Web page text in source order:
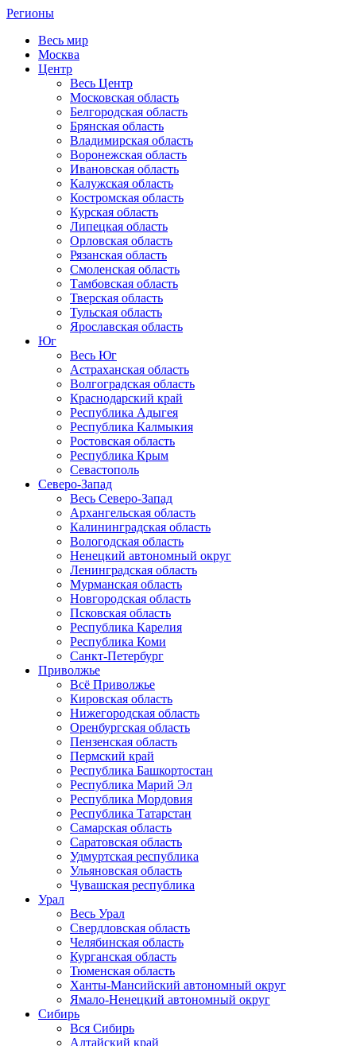
Регионы
Весь мир
Москва
Центр
Весь Центр
Московская область
Белгородская область
Брянская область
Владимирская область
Воронежская область
Ивановская область
Калужская область
Костромская область
Курская область
Липецкая область
Орловская область
Рязанская область
Смоленская область
Тамбовская область
Тверская область
Тульская область
Ярославская область
Юг
Весь Юг
Астраханская область
Волгоградская область
Краснодарский край
Республика Адыгея
Республика Калмыкия
Ростовская область
Республика Крым
Севастополь
Северо-Запад
Весь Северо-Запад
Архангельская область
Калининградская область
Вологодская область
Ненецкий автономный округ
Ленинградская область
Мурманская область
Новгородская область
Псковская область
Республика Карелия
Республика Коми
Санкт-Петербург
Приволжье
Всё Приволжье
Кировская область
Нижегородская область
Оренбургская область
Пензенская область
Пермский край
Республика Башкортостан
Республика Марий Эл
Республика Мордовия
Республика Татарстан
Самарская область
Саратовская область
Удмуртская республика
Ульяновская область
Чувашская республика
Урал
Весь Урал
Свердловская область
Челябинская область
Курганская область
Тюменская область
Ханты-Мансийский автономный округ
Ямало-Ненецкий автономный округ
Сибирь
Вся Сибирь
Алтайский край